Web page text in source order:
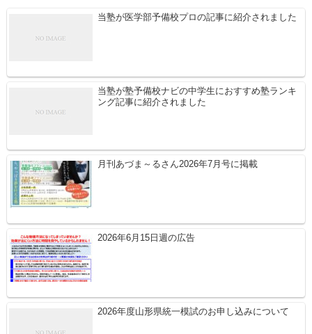
当塾が医学部予備校プロの記事に紹介されました
当塾が塾予備校ナビの中学生におすすめ塾ランキ
ング記事に紹介されました
月刊あづま～るさん2026年7月号に掲載
2026年6月15日週の広告
2026年度山形県統一模試のお申し込みについて